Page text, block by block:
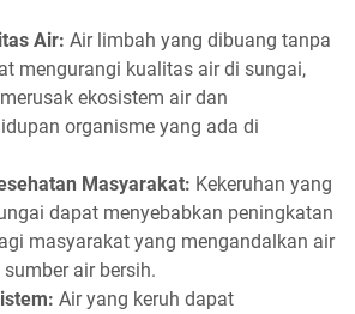
Air: Air limbah yang dibuang tanpa
mengurangi kualitas air di sungai,
ekosistem air dan
organisme yang ada di
Masyarakat: Kekeruhan yang
dapat menyebabkan peningkatan
masyarakat yang mengandalkan air
air bersih.
Air yang keruh dapat